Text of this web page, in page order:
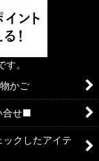
。
かご
合せ■
ックしたアイテ